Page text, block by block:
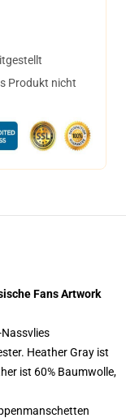
Produkt nicht
Fans Artwork
Heather Gray ist
ist 60% Baumwolle,